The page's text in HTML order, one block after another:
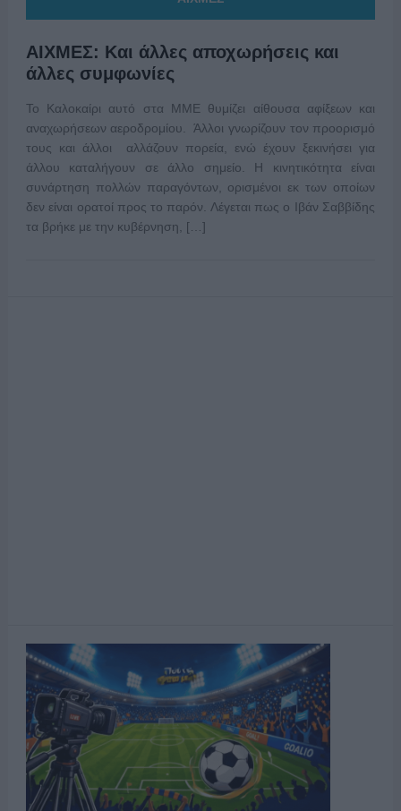
ΑΙΧΜΕΣ: Και άλλες αποχωρήσεις και
άλλες συμφωνίες
Το Καλοκαίρι αυτό στα ΜΜΕ θυμίζει αίθουσα αφίξεων και
αναχωρήσεων αεροδρομίου. Άλλοι γνωρίζουν τον προορισμό
τους και άλλοι αλλάζουν πορεία, ενώ έχουν ξεκινήσει για
άλλου καταλήγουν σε άλλο σημείο. Η κινητικότητα είναι
συνάρτηση πολλών παραγόντων, ορισμένοι εκ των οποίων
δεν είναι ορατοί προς το παρόν. Λέγεται πως ο Ιβάν Σαββίδης
τα βρήκε με την κυβέρνηση, […]